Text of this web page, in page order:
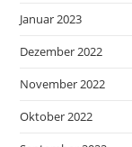
Januar 2023
Dezember 2022
November 2022
Oktober 2022